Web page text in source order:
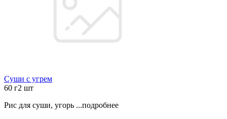
Суши с угрем
60 г2 шт
Рис для суши, угорь ...подробнее